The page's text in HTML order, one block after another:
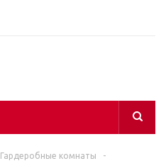
Гардеробные комнаты
-